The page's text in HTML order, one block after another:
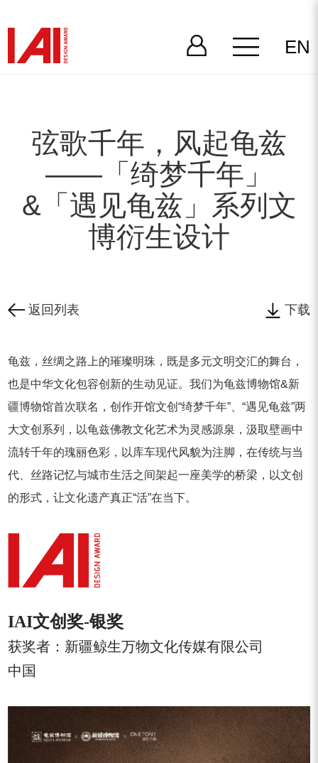
EN
弦歌千年，风起龟兹
——「绮梦千年」
&「遇见龟兹」系列文
博衍生设计
返回列表 下载
龟兹，丝绸之路上的璀璨明珠，既是多元文明交汇的舞台，
也是中华文化包容创新的生动见证。我们为龟兹博物馆&新
疆博物馆首次联名，创作开馆文创“绮梦千年”、“遇见龟兹”两
大文创系列，以龟兹佛教文化艺术为灵感源泉，汲取壁画中
流转千年的瑰丽色彩，以库车现代风貌为注脚，在传统与当
代、丝路记忆与城市生活之间架起一座美学的桥梁，以文创
的形式，让文化遗产真正“活”在当下。
IAI文创奖-银奖
获奖者：新疆鲸生万物文化传媒有限公司
中国